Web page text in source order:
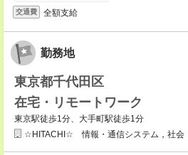
交通費 全額支給
勤務地
東京都千代田区
在宅・リモートワーク
東京駅徒歩1分、大手町駅徒歩1分
☆HITACHI☆ 情報・通信システム，社会